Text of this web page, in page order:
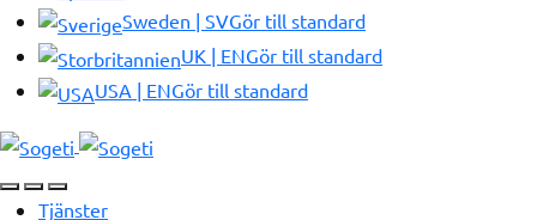
Sweden | SVGör till standard
UK | ENGör till standard
USA | ENGör till standard
Tjänster